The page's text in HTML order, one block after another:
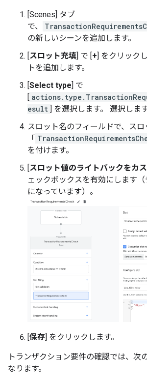
[Scenes] タブ
で、
の新しいシーンを追加します。
スロット充填 ] で [ + ] をクリック
トを追加します。
Select type ] で
esult
] を選択します。 選択しま
スロット名のフィールドで、スロ
「
を付けます。
スロット値のライトバックをカ
ェックボックスを有効にします
になっています）。
保存 ] をクリックします。
トランザクション要件の確認では、次
なります。